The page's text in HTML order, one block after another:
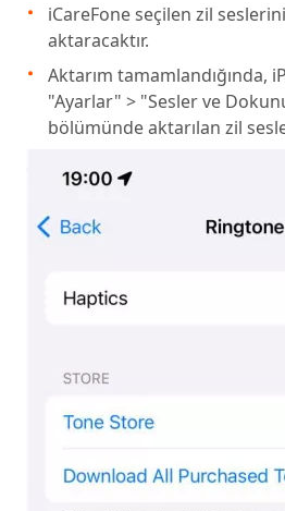
iCareFone seçilen zil
aktaracaktır.
Aktarım tamamlandığında,
"Ayarlar" > "Sesler ve
bölümünde aktarılan zil